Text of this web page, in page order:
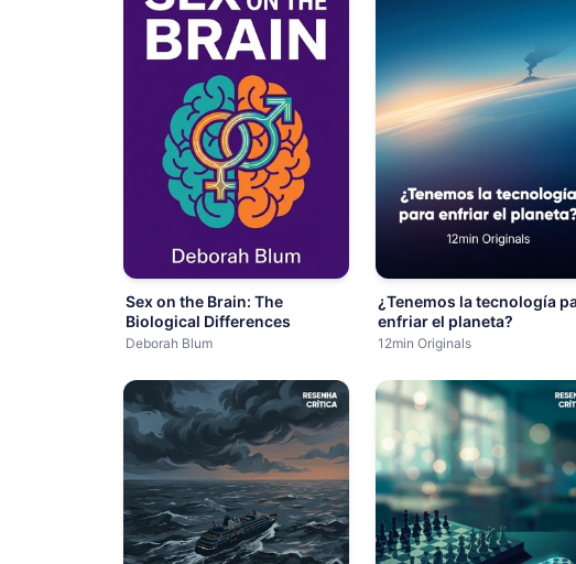
Sex on the Brain: The
Biological Differences
Deborah Blum
¿Tenemos la tecnología
enfriar el planeta?
12min Originals